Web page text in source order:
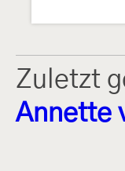
Zuletzt
Annette